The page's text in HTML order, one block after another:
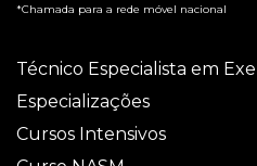
*Chamada para a rede móvel nacional
Técnico Especialista em
Especializações
Cursos Intensivos